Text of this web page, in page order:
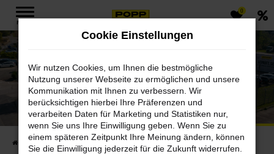
Zum
Hauptinhalt
springen
MENÜ
0
Popp Fahrzeugbau GmbH
Startseite Standorte Gera LKW
Cookie Einstellungen
Wir nutzen Cookies, um Ihnen die bestmögliche
Nutzung unserer Webseite zu ermöglichen und unsere
Kommunikation mit Ihnen zu verbessern. Wir
berücksichtigen hierbei Ihre Präferenzen und
verarbeiten Daten für Marketing und Statistiken nur,
wenn Sie uns Ihre Einwilligung geben. Wenn Sie zu
einem späteren Zeitpunkt Ihre Meinung ändern, können
Sie die Einwilligung jederzeit für die Zukunft widerrufen.